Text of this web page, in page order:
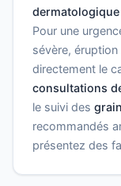
dermatologique
Pour une
sévère,
directement le
consultations
le suivi des
recommandés
présentez des